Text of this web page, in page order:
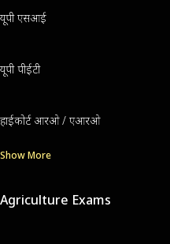
यूपी एसआई
यूपी पीईटी
हाईकोर्ट आरओ / एआरओ
Show More
Agriculture Exams